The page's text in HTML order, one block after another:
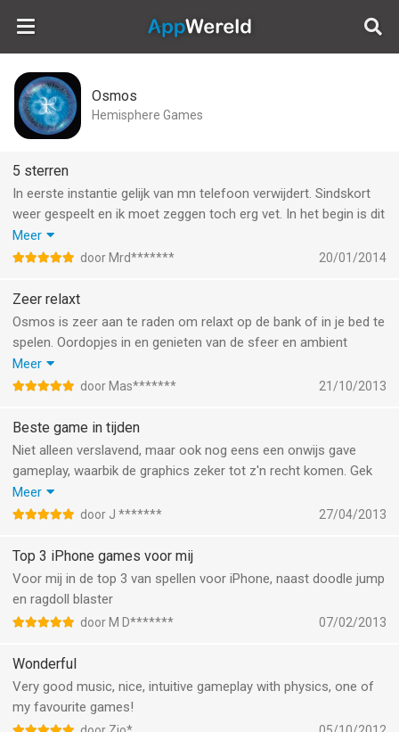
AppWereld
Osmos
Hemisphere Games
5 sterren
In eerste instantie gelijk van mn telefoon verwijdert. Sindskort
weer gespeelt en ik moet zeggen toch erg vet. In het begin is dit
spel wennen (vooral als je ongeduldig ben zoals ik) maar als je
door hebt dat rustig gechilld moeten spelen dan is het spel erg
gebouwd en met die insteek krijgt de game een filosofische
insteek, tof.
Meer
door Mrd******* 20/01/2014
Zeer relaxt
Osmos is zeer aan te raden om relaxt op de bank of in je bed te
spelen. Oordopjes in en genieten van de sfeer en ambient
sounds die het spel met zich meebrengt. Gekocht na een review
erover gelezen te hebben en het volgende deel of uitbreidingen
zoet. Ook leuke functies als arcade en multiplayer om te blijven
spelen nadat je het spel eindelijk weet uit te spelen in de story
mode.
Meer
door Mas******* 21/10/2013
Beste game in tijden
Niet alleen verslavend, maar ook nog eens een onwijs gave
gameplay, waarbik de graphics zeker tot z'n recht komen. Gek
dat een game als deze nog maar zo weinig recensies heeft,
waarscheinlijk hebben alle gamers het te druk met het spelen
Meer
door J ******* 27/04/2013
Top 3 iPhone games voor mij
Voor mij in de top 3 van spellen voor iPhone, naast doodle jump
en ragdoll blaster
door M D******* 07/02/2013
Wonderful
Very good music, nice, intuitive gameplay with physics, one of
my favourite games!